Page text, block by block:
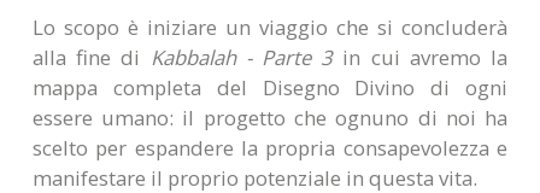
Lo scopo è iniziare un viaggio che si concluderà
alla fine di Kabbalah - Parte 3in cui avremo la
mappa completa del Disegno Divino di ogni
essere umano: il progetto che ognuno di noi ha
scelto per espandere la propria consapevolezza e
manifestare il proprio potenziale in questa vita.